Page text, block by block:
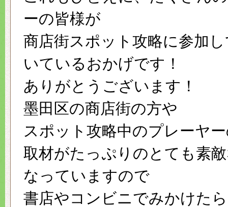
ーの皆様が
商店街スポット攻略に参加
いているおかげです！
ありがとうございます！
墨田区の商店街の方や
スポット攻略中のプレーヤ
取材がたっぷりのとても素
なっていますので
書店やコンビニでみかけた